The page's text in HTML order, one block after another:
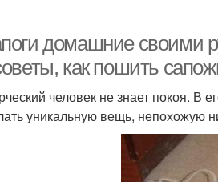
домашние своими
как пошить
человек не знает покоя. В
уникальную вещь, непохожую